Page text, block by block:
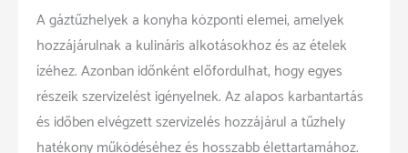
A gáztűzhelyek a konyha központi elemei, amelyek
hozzájárulnak a kulináris alkotásokhoz és az ételek
ízéhez. Azonban időnként előfordulhat, hogy egyes
részeik szervizelést igényelnek. Az alapos karbantartás
és időben elvégzett szervizelés hozzájárul a tűzhely
hatékony működéséhez és hosszabb élettartamához.